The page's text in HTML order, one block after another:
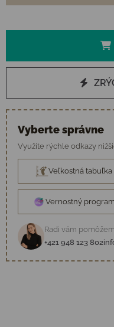
Vyberte správne
Využite rýchle odkazy
Veľkostná tabuľka
Vernostný program
Radi vám
+421 948 123 802